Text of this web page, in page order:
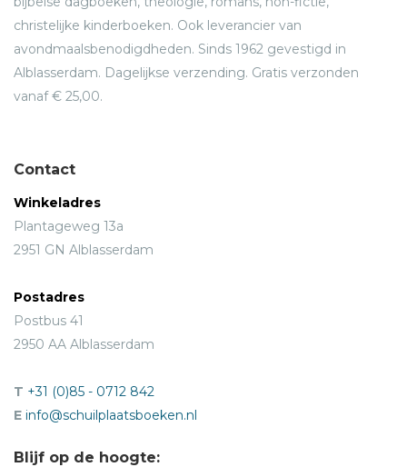
christelijke kinderboeken. Ook leverancier van
avondmaalsbenodigdheden. Sinds 1962 gevestigd in
Alblasserdam. Dagelijkse verzending. Gratis verzonden
vanaf € 25,00.
Contact
Winkeladres
Plantageweg 13a
2951 GN Alblasserdam
Postadres
Postbus 41
2950 AA Alblasserdam
T +31 (0)85 - 0712 842
E info@schuilplaatsboeken.nl
Blijf op de hoogte: